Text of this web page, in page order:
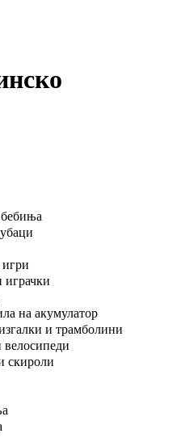
играчки
на акумулатор
и трамболини
скироли